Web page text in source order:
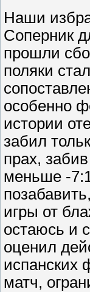
Наши
Соперник
прошли
поляки
особенно
истории
забил
прах,
меньше -
игры от
остаюсь и
оценил
испанских
матч,